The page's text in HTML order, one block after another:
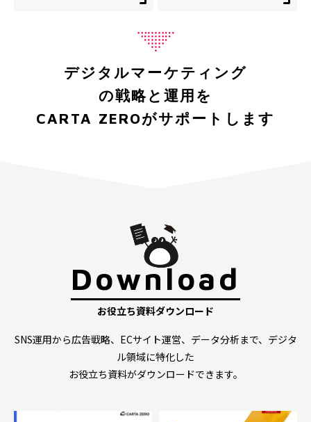
デジタルマーケティング
の戦略と運用を
CARTA ZEROがサポートします
Download
お役立ち資料ダウンロード
SNS運用から広告戦略、ECサイト運営、データ分析まで、デジタ
ル領域に特化した
お役立ち資料がダウンロードできます。